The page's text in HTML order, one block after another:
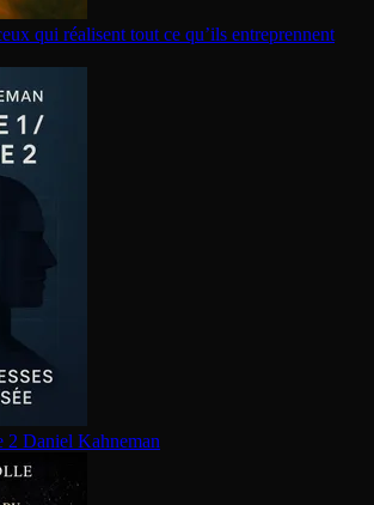
qui réalisent tout ce qu’ils en­tre­prennent
2 Daniel Kahneman